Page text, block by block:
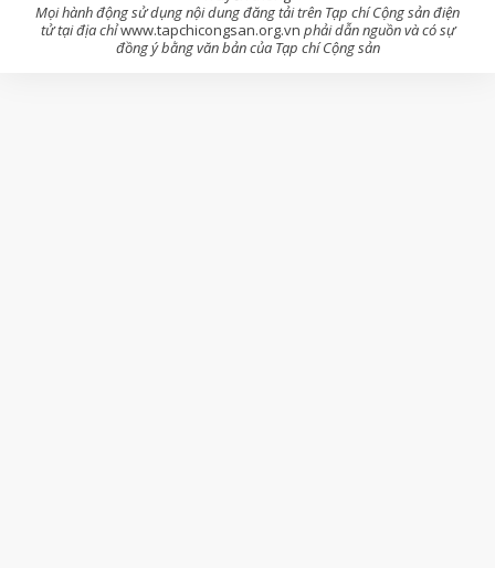
Mọi hành động sử dụng nội dung đăng tải trên Tạp chí Cộng sản điện
tử tại địa chỉwww.tapchicongsan.org.vn phải dẫn nguồn và có sự
đồng ý bằng văn bản của Tạp chí Cộng sản